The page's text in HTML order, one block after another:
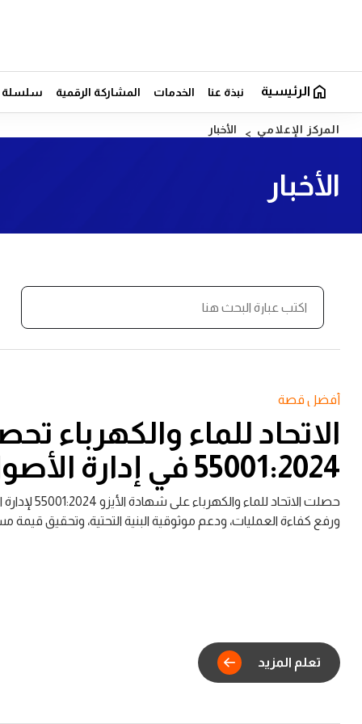
الرئيسية نبذة عنا الخدمات المشاركة الرقمية سلسلة
المركز الإعلامي الأخبار
الأخبار
أفضل قصة
الاتحاد للماء والكهرباء
55001:2024 في إدارة الأصول
حصلت
ورفع كفاءة العمليات، ودعم موثوقية البنية التحتية، وتحقيق قيمة
تعلم المزيد